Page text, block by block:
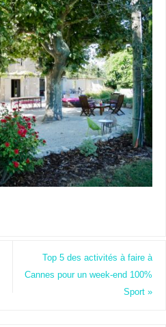
Top 5 des activités à faire à
Cannes pour un week-end 100%
Sport»